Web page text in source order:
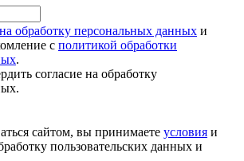
обработку персональных данных и
с политикой обработки
.
согласие на обработку
сайтом, вы принимаете условия и
пользовательских данных и